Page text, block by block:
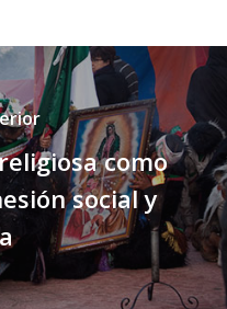
como
social y